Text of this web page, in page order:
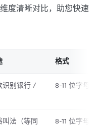
度清晰对比，助您快速
格式
识别银行 /
8-11 位字母 +
叫法（等同
8-11 位字母 +